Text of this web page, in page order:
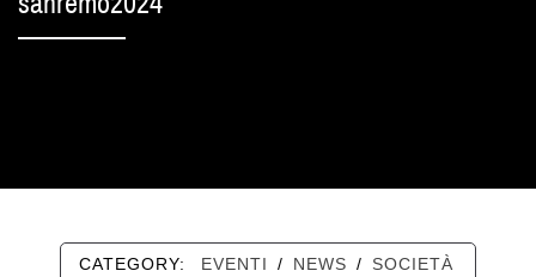
CATEGORY: EVENTI / NEWS / SOCIETÀ